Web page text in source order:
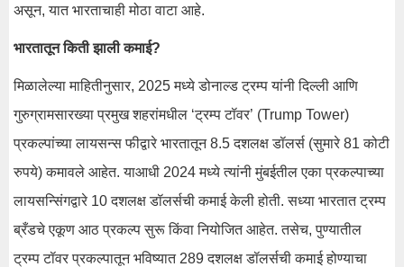
असून, यात भारताचाही मोठा वाटा आहे.
भारतातून किती झाली कमाई?
मिळालेल्या माहितीनुसार, 2025 मध्ये डोनाल्ड ट्रम्प यांनी दिल्ली आणि
गुरुग्रामसारख्या प्रमुख शहरांमधील ‘ट्रम्प टॉवर’ (Trump Tower)
प्रकल्पांच्या लायसन्स फीद्वारे भारतातून 8.5 दशलक्ष डॉलर्स (सुमारे 81 कोटी
रुपये) कमावले आहेत. याआधी 2024 मध्ये त्यांनी मुंबईतील एका प्रकल्पाच्या
लायसन्सिंगद्वारे 10 दशलक्ष डॉलर्सची कमाई केली होती. सध्या भारतात ट्रम्प
ब्रँडचे एकूण आठ प्रकल्प सुरू किंवा नियोजित आहेत. तसेच, पुण्यातील
ट्रम्प टॉवर प्रकल्पातून भविष्यात 289 दशलक्ष डॉलर्सची कमाई होण्याचा